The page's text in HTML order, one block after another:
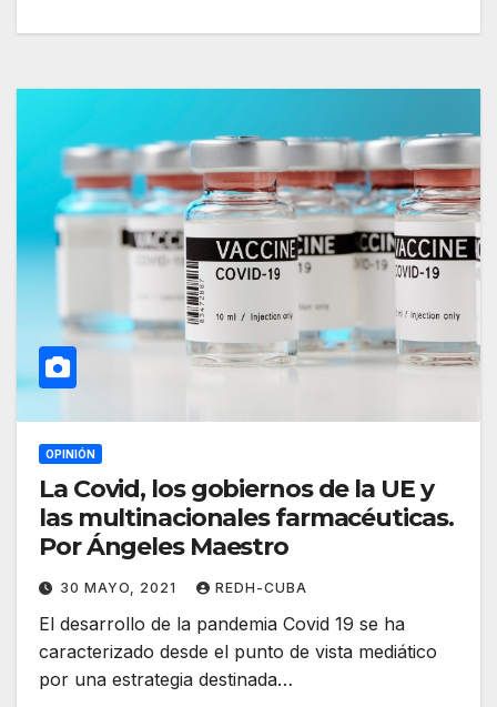
OPINIÓN
La Covid, los gobiernos de la UE y
las multinacionales farmacéuticas.
Por Ángeles Maestro
30 MAYO, 2021 REDH-CUBA
El desarrollo de la pandemia Covid 19 se ha
caracterizado desde el punto de vista mediático
por una estrategia destinada…